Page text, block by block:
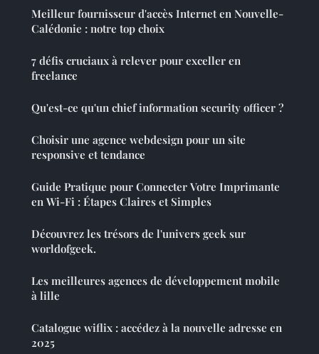
Meilleur fournisseur d'accès Internet en Nouvelle-
Calédonie : notre top choix
7 défis cruciaux à relever pour exceller en
freelance
Qu'est-ce qu'un chief information security officer ?
Choisir une agence webdesign pour un site
responsive et tendance
Guide Pratique pour Connecter Votre Imprimante
en Wi-Fi : Étapes Claires et Simples
Découvrez les trésors de l'univers geek sur
worldofgeek.
Les meilleures agences de développement mobile
à lille
Catalogue wiflix : accédez à la nouvelle adresse en
2025